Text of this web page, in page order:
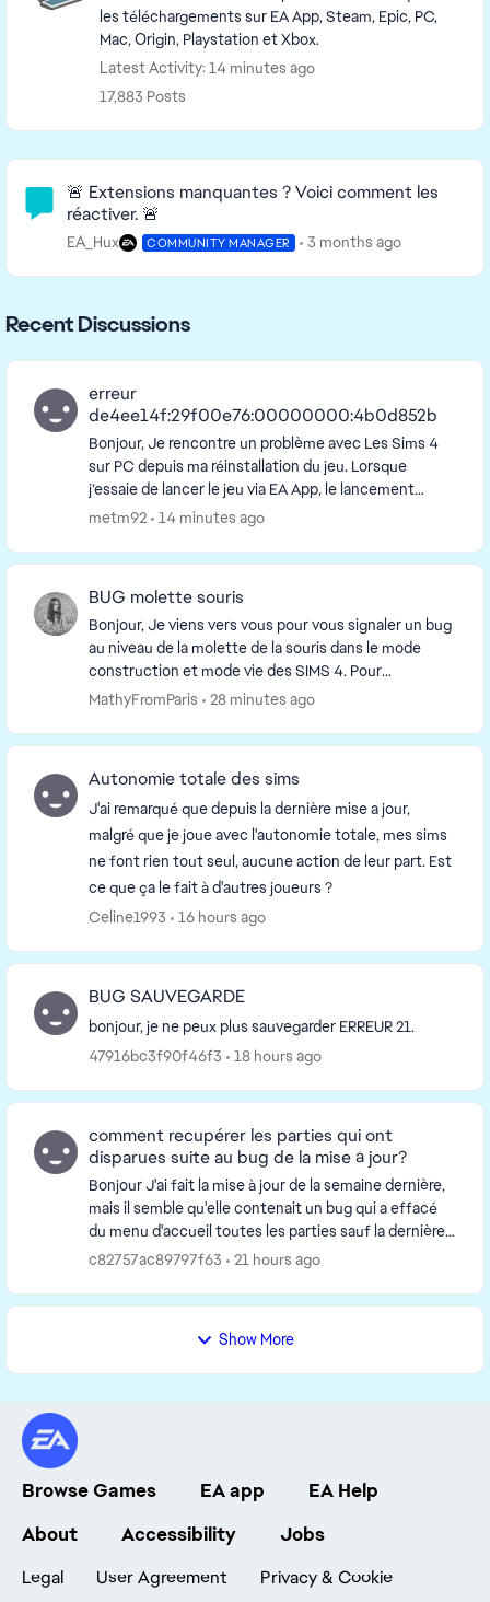
les téléchargements sur EA App, Steam, Epic, PC,
Mac, Origin, Playstation et Xbox.
Latest Activity: 14 minutes ago
17,883 Posts
Community Highlights
🚨 Extensions manquantes ? Voici comment les
réactiver. 🚨
EA_Hux COMMUNITY MANAGER 3 months ago
Recent Discussions
erreur
de4ee14f:29f00e76:00000000:4b0d852b
Bonjour, Je rencontre un problème avec Les Sims 4
sur PC depuis ma réinstallation du jeu. Lorsque
j’essaie de lancer le jeu via EA App, le lancement
échoue et un message apparaît avec le code d’e...
metm92 14 minutes ago
BUG molette souris
Bonjour, Je viens vers vous pour vous signaler un bug
au niveau de la molette de la souris dans le mode
construction et mode vie des SIMS 4. Pour
information, ma souris fonctionne très bien hors ...
MathyFromParis 28 minutes ago
Autonomie totale des sims
J'ai remarqué que depuis la dernière mise a jour,
malgré que je joue avec l'autonomie totale, mes sims
ne font rien tout seul, aucune action de leur part. Est
ce que ça le fait à d'autres joueurs ?
Celine1993
16 hours ago
BUG SAUVEGARDE
bonjour, je ne peux plus sauvegarder ERREUR 21.
47916bc3f90f46f3
18 hours ago
comment recupérer les parties qui ont
disparues suite au bug de la mise à jour?
Bonjour J'ai fait la mise à jour de la semaine dernière,
mais il semble qu'elle contenait un bug qui a effacé
du menu d'accueil toutes les parties sauf la dernière
lancée. Autrement dit mon fils ét...
c82757ac89797f63 21 hours ago
Show More
Browse Games EA app
EA Help
About
Accessibility Jobs
Legal User Agreement Privacy & Cookie